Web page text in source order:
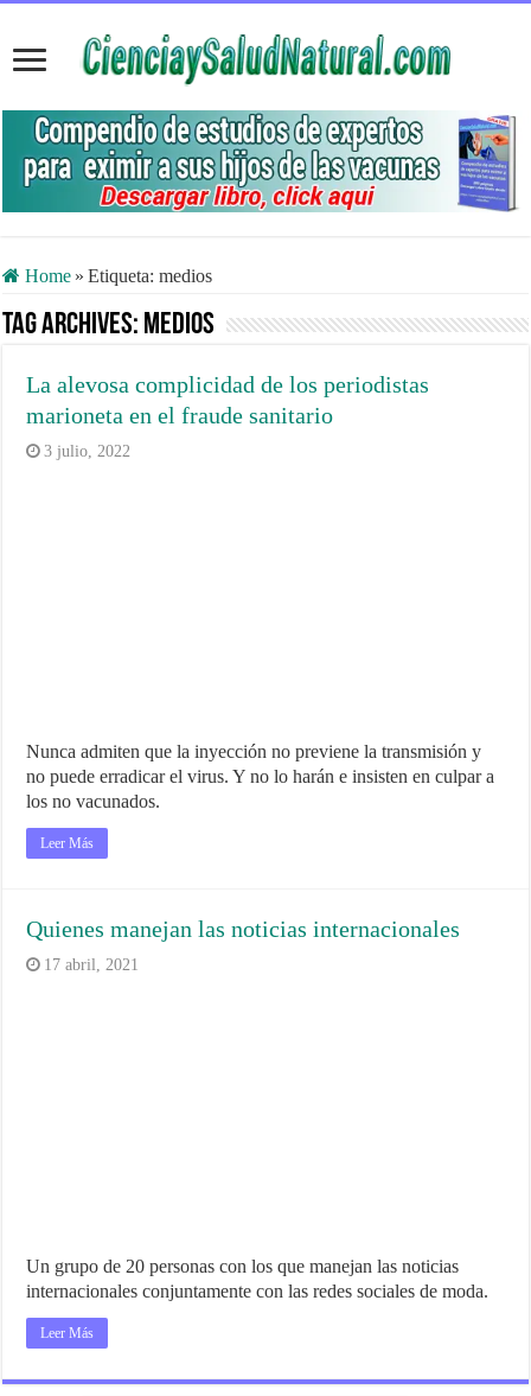
Home » Etiqueta:medios
Tag Archives: medios
La alevosa complicidad de los periodistas
marioneta en el fraude sanitario
3 julio, 2022
Nunca admiten que la inyección no previene la transmisión y
no puede erradicar el virus. Y no lo harán e insisten en culpar a
los no vacunados.
Leer Más
Quienes manejan las noticias internacionales
17 abril, 2021
Un grupo de 20 personas con los que manejan las noticias
internacionales conjuntamente con las redes sociales de moda.
Leer Más